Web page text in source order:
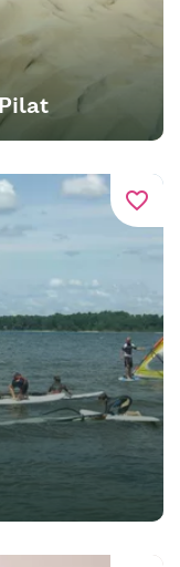
favorite_border